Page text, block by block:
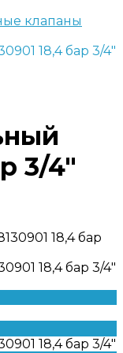
клапаны
18,4 бар 3/4"
3/4"
18,4 бар 3/4"
18,4 бар 3/4"